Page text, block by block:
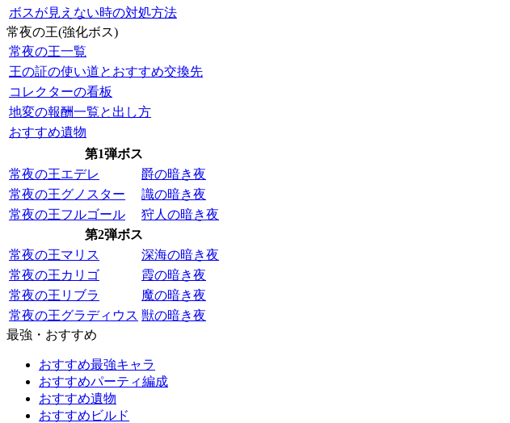
ボスが見えない時の対処方法
常夜の王(強化ボス)
常夜の王一覧
王の証の使い道とおすすめ交換先
コレクターの看板
地変の報酬一覧と出し方
おすすめ遺物
第1弾ボス
常夜の王エデレ
爵の暗き夜
常夜の王グノスター
識の暗き夜
常夜の王フルゴール
狩人の暗き夜
第2弾ボス
常夜の王マリス
深海の暗き夜
常夜の王カリゴ
霞の暗き夜
常夜の王リブラ
魔の暗き夜
常夜の王グラディウス 獣の暗き夜
最強・おすすめ
おすすめ最強キャラ
おすすめパーティ編成
おすすめ遺物
おすすめビルド